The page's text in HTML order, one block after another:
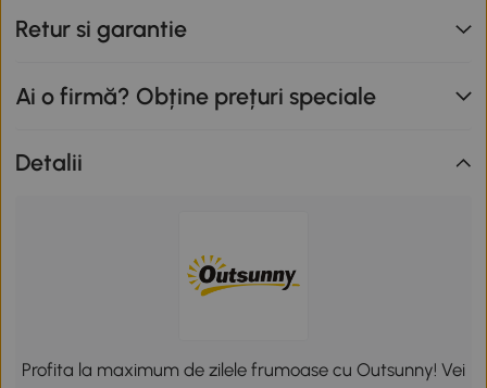
Retur si garantie
Ai o firmă? Obține prețuri speciale
Detalii
Profita la maximum de zilele frumoase cu Outsunny! Vei